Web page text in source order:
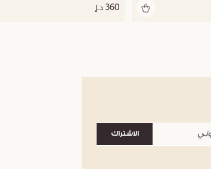
360 د.إ
الاشتراك